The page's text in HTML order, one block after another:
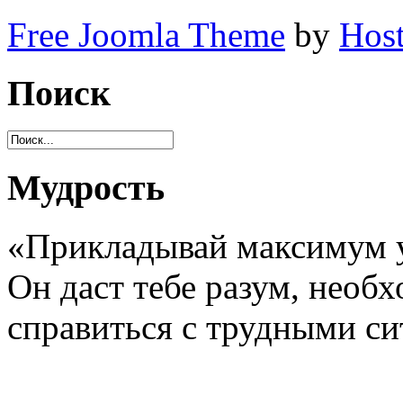
Free Joomla Theme by
Поиск
Мудрость
«Прикладывай
Он даст тебе разум,
справиться с трудными